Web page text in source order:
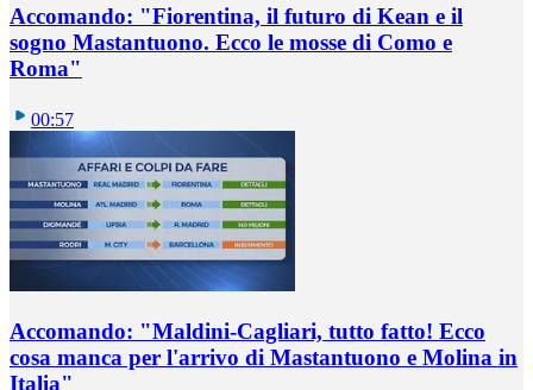
Accomando: "Fiorentina, il futuro di Kean e il
sogno Mastantuono. Ecco le mosse di Como e
Roma"
00:57
Accomando: "Maldini-Cagliari, tutto fatto! Ecco
cosa manca per l'arrivo di Mastantuono e Molina in
Italia"